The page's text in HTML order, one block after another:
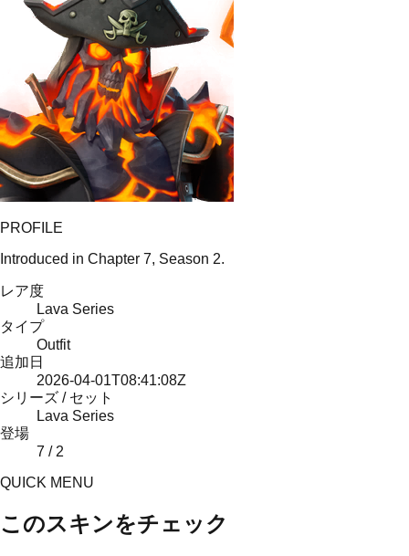
PROFILE
Introduced in Chapter 7, Season 2.
レア度
Lava Series
タイプ
Outfit
追加日
2026-04-01T08:41:08Z
シリーズ / セット
Lava Series
登場
7 / 2
QUICK MENU
このスキンをチェック